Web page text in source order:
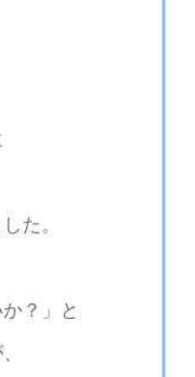
た。
？」と